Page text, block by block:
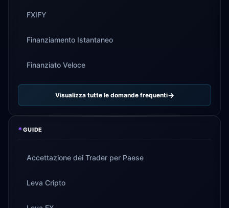
FXIFY
Finanziamento Istantaneo
Finanziato Veloce
Visualizza tutte le domande frequenti
*GUIDE
Accettazione dei Trader per Paese
Leva Cripto